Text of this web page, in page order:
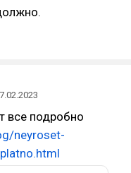
все подробно
neyroset-